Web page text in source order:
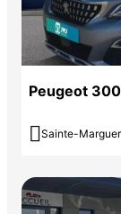
Peugeot
 Sainte-